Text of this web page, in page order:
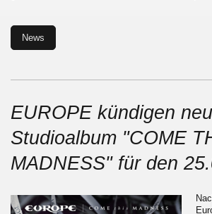
News
EUROPE kündigen
Studioalbum "COME
MADNESS" für den